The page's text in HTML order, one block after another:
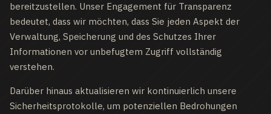
bereitzustellen. Unser Engagement für Transparenz
bedeutet, dass wir möchten, dass Sie jeden Aspekt der
Verwaltung, Speicherung und des Schutzes Ihrer
Informationen vor unbefugtem Zugriff vollständig
verstehen.
Darüber hinaus aktualisieren wir kontinuierlich unsere
Sicherheitsprotokolle, um potenziellen Bedrohungen